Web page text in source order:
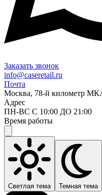
Заказать звонок
info@caseretail.ru
Почта
Москва, 78-й километр
Адрес
ПН-ВС С 10:00 ДО 21:00
Время работы
Светлая тема Темная тема